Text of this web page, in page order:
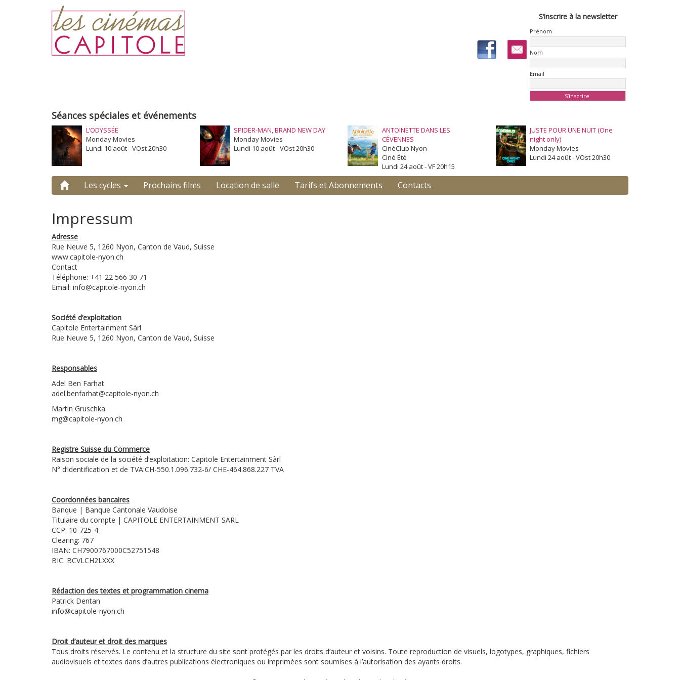
S’inscrire à la newsletter
Prénom
Nom
Email
Séances spéciales et événements
L’ODYSSÉE
Monday Movies
Lundi 10 août - VOst 20h30
SPIDER-MAN, BRAND NEW DAY
Monday Movies
Lundi 10 août - VOst 20h30
ANTOINETTE DANS LES
CÉVENNES
CinéClub Nyon
Ciné Été
Lundi 24 août - VF 20h15
JUSTE POUR UNE NUIT (One
night only)
Monday Movies
Lundi 24 août - VOst 20h30
Les cycles Prochains films Location de salle Tarifs et Abonnements Contacts
Impressum
Adresse
Rue Neuve 5, 1260 Nyon, Canton de Vaud, Suisse
www.capitole-nyon.ch
Contact
Téléphone: +41 22 566 30 71
Email: info@capitole-nyon.ch
Société d’exploitation
Capitole Entertainment Sàrl
Rue Neuve 5, 1260 Nyon, Canton de Vaud, Suisse
Responsables
Adel Ben Farhat
adel.benfarhat@capitole-nyon.ch
Martin Gruschka
mg@capitole-nyon.ch
Registre Suisse du Commerce
Raison sociale de la société d‘exploitation: Capitole Entertainment Sàrl
N° d‘identification et de TVA:CH-550.1.096.732-6/ CHE-464.868.227 TVA
Coordonnées bancaires
Banque | Banque Cantonale Vaudoise
Titulaire du compte | CAPITOLE ENTERTAINMENT SARL
CCP: 10-725-4
Clearing: 767
IBAN: CH7900767000C52751548
BIC: BCVLCH2LXXX
Rédaction des textes et programmation cinema
Patrick Dentan
info@capitole-nyon.ch
Droit d’auteur et droit des marques
Tous droits réservés. Le contenu et la structure du site sont protégés par les droits d’auteur et voisins. Toute reproduction de visuels, logotypes, graphiques, fichiers
audiovisuels et textes dans d’autres publications électroniques ou imprimées sont soumises à l’autorisation des ayants droits.